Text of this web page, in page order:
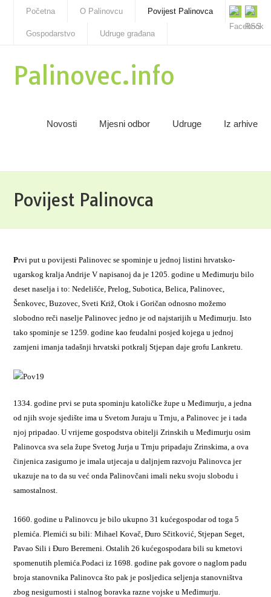
Početna O Palinovcu Povijest Palinovca
Gospodarstvo Udruge građana
Palinovec.info
Novosti Mjesni odbor Udruge Iz arhive
Povijest Palinovca
Prvi put u povijesti Palinovec se spominje u jednoj listini hrvatsko-
ugarskog kralja Andrije V napisanoj da je 1205. godine u Međimurju bilo
deset naselja i to: Nedelišće, Prelog, Subotica, Belica, Palinovec,
Šenkovec, Buzovec, Sveti Križ, Otok i Goričan odnosno možemo
slobodno reči naselje Palinovec jedno je od najstarijih u Međimurju. Isto
tako spominje se 1259. godine kao feudalni posjed kojega u jednoj
zamjeni imanja tadašnji hrvatski potkralj Stjepan daje grofu Lankretu.
1334. godine prvi se puta spominju katoličke župe u Međimurju, a jedna
od njih svoje sjedište ima u Svetom Juraju u Trnju, a Palinovec je i tada
njoj pripadao. U vrijeme gospodstva obitelji Zrinskih u Međimurju osim
Palinovca sva sela župe Svetog Jurja u Trnju pripadaju Zrinskima, a ova
činjenica zasigurno je imala utjecaja u daljnjem razvoju Palinovca jer
ukazuje na to da su već onda Palinovčani imali neku svoju slobodu i
samostalnost.
1660. godine u Palinovcu je bilo ukupno 31 kućegospodar od toga 5
plemića. Plemići su bili: Mihael Kovač, Đuro Sčitković, Stjepan Seget,
Pavao Sili i Đuro Beremeni. Ostalih 26 kućegospodara bili su kmetovi
spomenutih plemića.Podaci iz 1698. godine pak govore o naglom padu
broja stanovnika Palinovca što pak je posljedica seljenja stanovništva
zbog nesigurnosti i stalnog boravka razne vojske u Međimurju.